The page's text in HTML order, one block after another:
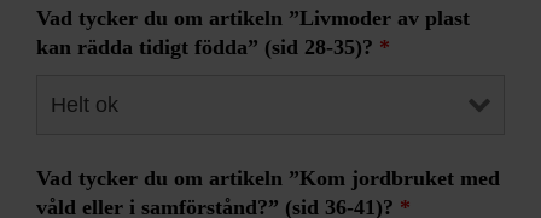
Vad tycker du om artikeln ”Livmoder av plast
kan rädda tidigt födda” (sid 28-35)? *
Vad tycker du om artikeln ”Kom jordbruket med
våld eller i samförstånd?” (sid 36-41)? *